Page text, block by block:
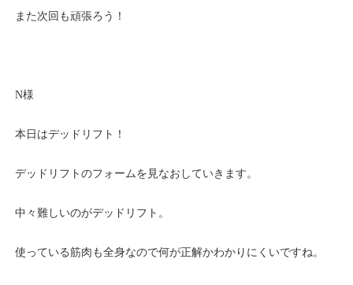
また次回も頑張ろう！
N様
本日はデッドリフト！
デッドリフトのフォームを見なおしていきます。
中々難しいのがデッドリフト。
使っている筋肉も全身なので何が正解かわかりにくいですね。